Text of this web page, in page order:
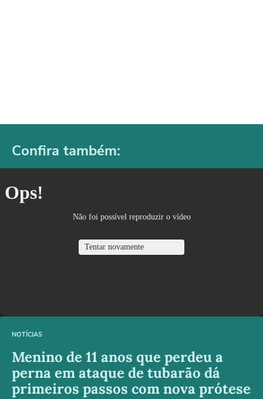
Confira também:
NOTÍCIAS
Menino de 11 anos que perdeu a
perna em ataque de tubarão dá
primeiros passos com nova prótese